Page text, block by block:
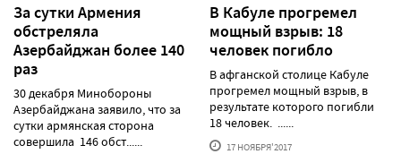
За сутки Армения
обстреляла
Азербайджан более 140
раз
30 декабря Минобороны
Азербайджана заявило, что за
сутки армянская сторона
совершила 146 обст......
В Кабуле прогремел
мощный взрыв: 18
человек погибло
В афганской столице Кабуле
прогремел мощный взрыв, в
результате которого погибли
18 человек. ......
17 НОЯБРЯ'2017